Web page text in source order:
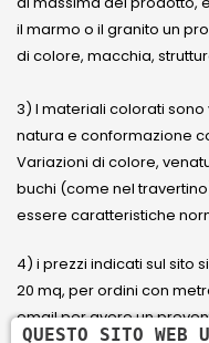
il marmo o il granito un
di colore, macchia,
3) I materiali colorati
natura e conformazione
Variazioni di colore,
buchi (come nel
essere caratteristiche
4) i prezzi indicati sul sito
20 mq, per ordini con
email per avere un
QUESTO SITO